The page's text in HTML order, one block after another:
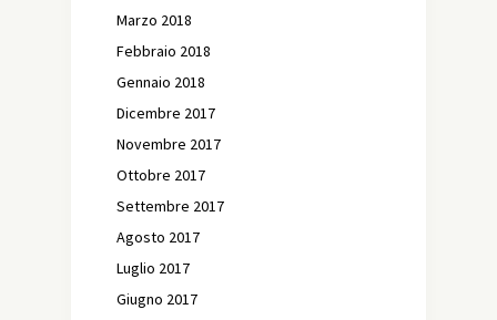
Marzo 2018
Febbraio 2018
Gennaio 2018
Dicembre 2017
Novembre 2017
Ottobre 2017
Settembre 2017
Agosto 2017
Luglio 2017
Giugno 2017